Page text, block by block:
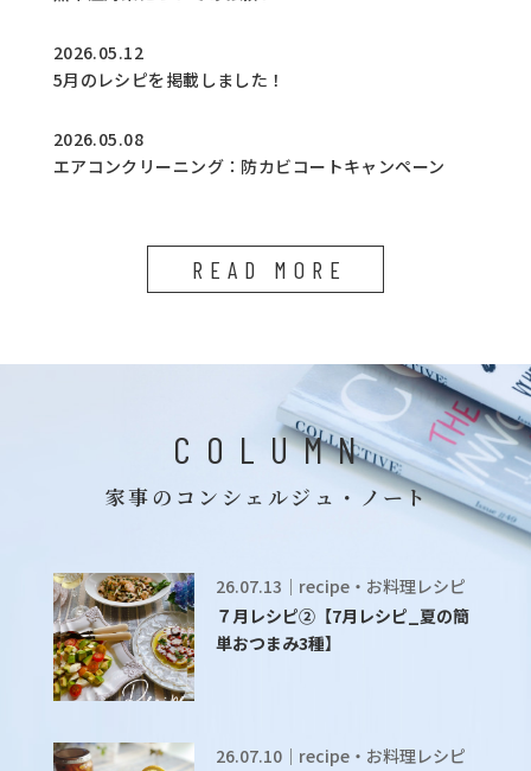
2026.05.12
5月のレシピを掲載しました！
2026.05.08
エアコンクリーニング：防カビコートキャンペーン
READ MORE
COLUMN
家事のコンシェルジュ・ノート
26.07.13｜recipe・お料理レシピ
７月レシピ②【7月レシピ_夏の簡
単おつまみ3種】
26.07.10｜recipe・お料理レシピ